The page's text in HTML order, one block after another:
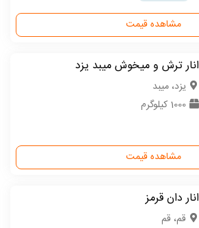
مشاهده قیمت
انار ترش و میخوش میبد یزد
یزد، میبد
1000 کیلوگرم
مشاهده قیمت
انار دان قرمز
قم، قم